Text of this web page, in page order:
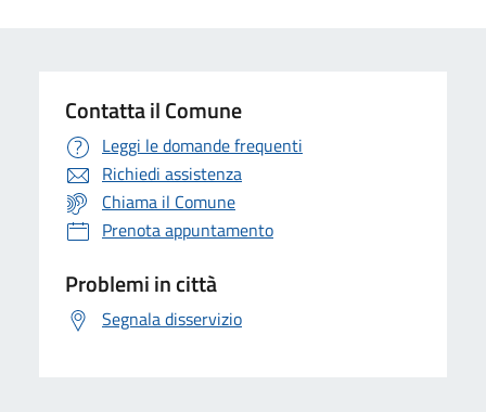
Contatta il Comune
Leggi le domande frequenti
Richiedi assistenza
Chiama il Comune
Prenota appuntamento
Problemi in città
Segnala disservizio